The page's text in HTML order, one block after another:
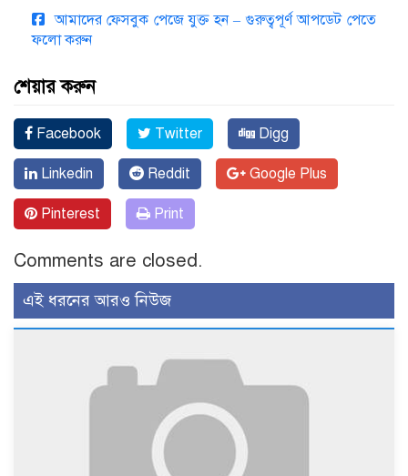
আমাদের ফেসবুক পেজে যুক্ত হন – গুরুত্বপূর্ণ আপডেট পেতে
ফলো করুন
শেয়ার করুন
Facebook Twitter Digg
Linkedin Reddit Google Plus
Pinterest Print
Comments are closed.
এই ধরনের আরও নিউজ